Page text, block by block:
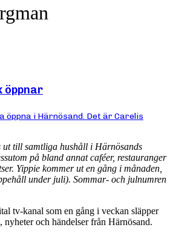
öppnar
öppna i Härnösand. Det är Carelis
ut till samtliga hushåll i Härnösands
på bland annat caféer, restauranger
Yippie kommer ut en gång i månaden,
under juli). Sommar- och julnumren
tv-kanal som en gång i veckan släpper
nyheter och händelser från Härnösand.